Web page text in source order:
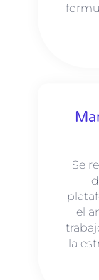
Se
el
la